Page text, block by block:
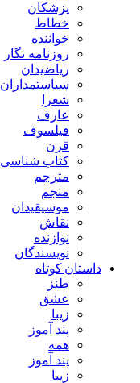
پزشکان
خطاط
خواننده
روزنامه نگار
ریاضیدان
سیاستمداران
شعرا
عارف
فیلسوف
قرن
کتاب شناسی
مترجم
منجم
موسیقیدان
نقاش
نوازنده
نویسندگان
داستان کوتاه
طنز
عشق
زیبا
پند آموز
همه
پند آموز
زیبا